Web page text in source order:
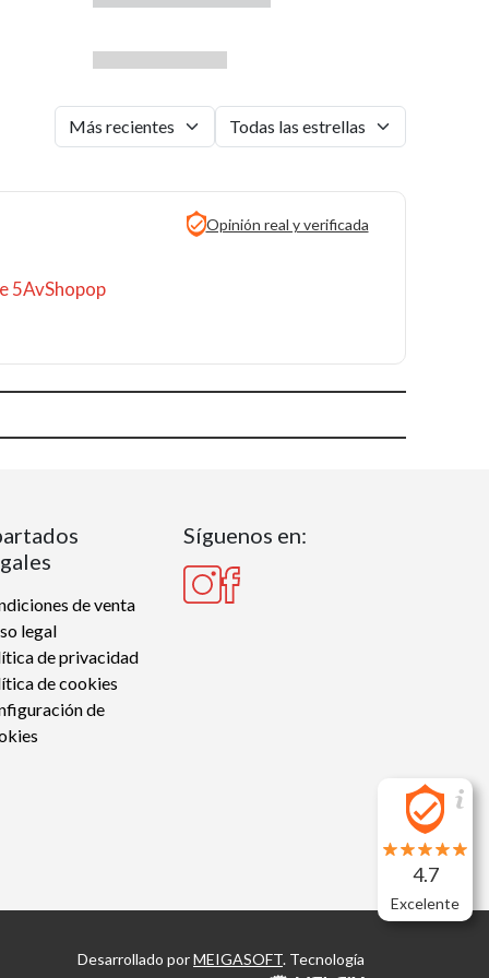
Opinión real y verificada
5AvShopop
de venta
legal
de privacidad
de cookies
de
Síguenos en:
Desarrollado porMEIGASOFT. Tecnología
4.7
Excelente